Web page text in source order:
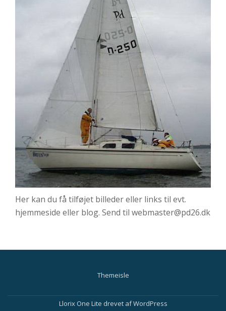
Her kan du få tilføjet billeder eller links til evt.
hjemmeside eller blog. Send til webmaster@pd26.dk
Themeisle
Sekundær
Llorix One Lite drevet afWordPress